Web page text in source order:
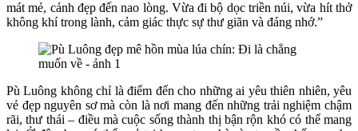
mát mẻ, cảnh đẹp đến nao lòng. Vừa đi bộ dọc triền núi, vừa hít thở
không khí trong lành, cảm giác thực sự thư giãn và đáng nhớ.”
Pù Luông không chỉ là điểm đến cho những ai yêu thiên nhiên, yêu
vẻ đẹp nguyên sơ mà còn là nơi mang đến những trải nghiệm chậm
rãi, thư thái – điều mà cuộc sống thành thị bận rộn khó có thể mang